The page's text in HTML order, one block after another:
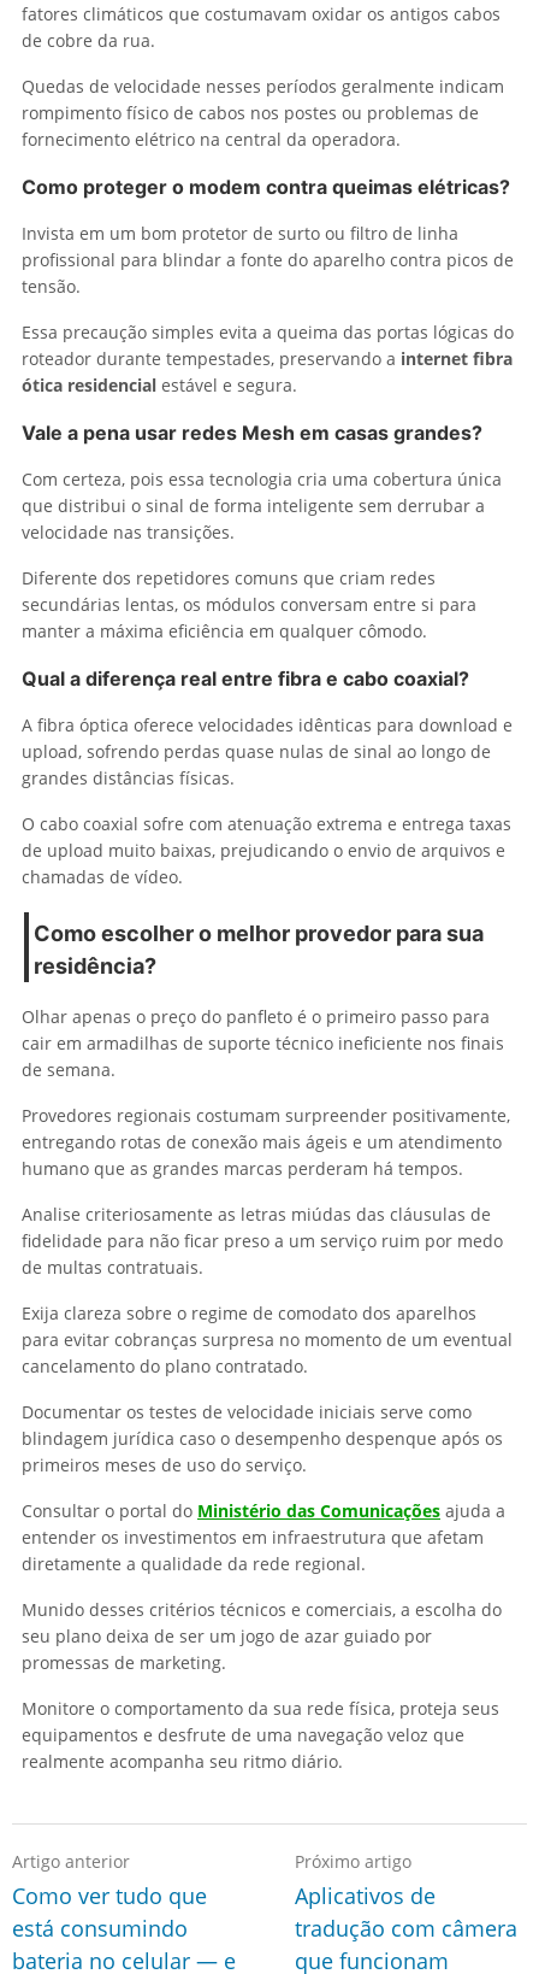
fatores climáticos que costumavam oxidar os antigos cabos
de cobre da rua.
Quedas de velocidade nesses períodos geralmente indicam
rompimento físico de cabos nos postes ou problemas de
fornecimento elétrico na central da operadora.
Como proteger o modem contra queimas elétricas?
Invista em um bom protetor de surto ou filtro de linha
profissional para blindar a fonte do aparelho contra picos de
tensão.
Essa precaução simples evita a queima das portas lógicas do
roteador durante tempestades, preservando a internet fibra
ótica residencial estável e segura.
Vale a pena usar redes Mesh em casas grandes?
Com certeza, pois essa tecnologia cria uma cobertura única
que distribui o sinal de forma inteligente sem derrubar a
velocidade nas transições.
Diferente dos repetidores comuns que criam redes
secundárias lentas, os módulos conversam entre si para
manter a máxima eficiência em qualquer cômodo.
Qual a diferença real entre fibra e cabo coaxial?
A fibra óptica oferece velocidades idênticas para download e
upload, sofrendo perdas quase nulas de sinal ao longo de
grandes distâncias físicas.
O cabo coaxial sofre com atenuação extrema e entrega taxas
de upload muito baixas, prejudicando o envio de arquivos e
chamadas de vídeo.
Como escolher o melhor provedor para sua
residência?
Olhar apenas o preço do panfleto é o primeiro passo para
cair em armadilhas de suporte técnico ineficiente nos finais
de semana.
Provedores regionais costumam surpreender positivamente,
entregando rotas de conexão mais ágeis e um atendimento
humano que as grandes marcas perderam há tempos.
Analise criteriosamente as letras miúdas das cláusulas de
fidelidade para não ficar preso a um serviço ruim por medo
de multas contratuais.
Exija clareza sobre o regime de comodato dos aparelhos
para evitar cobranças surpresa no momento de um eventual
cancelamento do plano contratado.
Documentar os testes de velocidade iniciais serve como
blindagem jurídica caso o desempenho despenque após os
primeiros meses de uso do serviço.
Consultar o portal do Ministério das Comunicações ajuda a
entender os investimentos em infraestrutura que afetam
diretamente a qualidade da rede regional.
Munido desses critérios técnicos e comerciais, a escolha do
seu plano deixa de ser um jogo de azar guiado por
promessas de marketing.
Monitore o comportamento da sua rede física, proteja seus
equipamentos e desfrute de uma navegação veloz que
realmente acompanha seu ritmo diário.
Artigo anterior
Como ver tudo que
está consumindo
bateria no celular — e
Próximo artigo
Aplicativos de
tradução com câmera
que funcionam